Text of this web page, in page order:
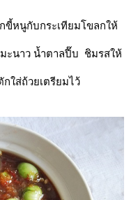
ขี้หนูกับกระเทียมโขลกให้
ะนาว น้ำตาลปี๊บ ชิมรสให้
ส่ถ้วยเตรียมไว้